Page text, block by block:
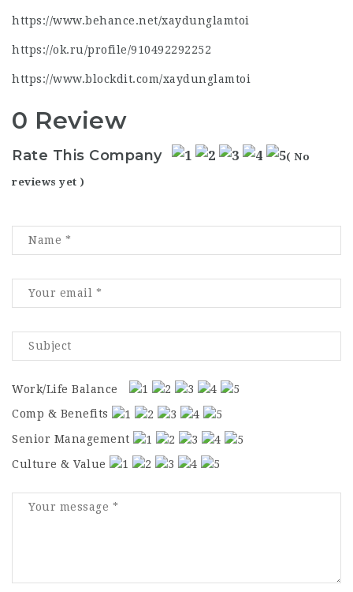
https://www.behance.net/xaydunglamtoi
https://ok.ru/profile/910492292252
https://www.blockdit.com/xaydunglamtoi
0 Review
Rate This Company ( No
reviews yet )
Work/Life Balance
Comp & Benefits
Senior Management
Culture & Value